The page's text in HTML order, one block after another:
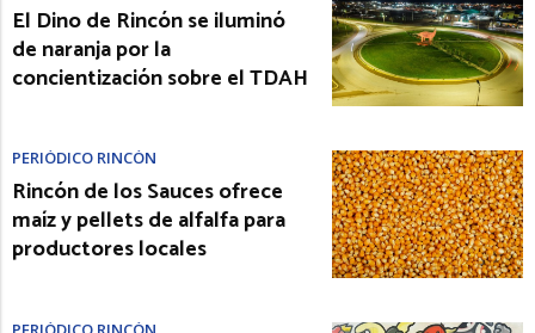
El Dino de Rincón se iluminó
de naranja por la
concientización sobre el TDAH
PERIÓDICO RINCÓN
Rincón de los Sauces ofrece
maíz y pellets de alfalfa para
productores locales